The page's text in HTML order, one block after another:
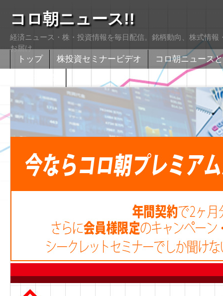
コロ朝ニュース!!
経済ニュース・株・投資情報を毎日配信。銘柄動向、株式情
お届け
トップ 株投資セミナービデオ
コロ朝ニュース